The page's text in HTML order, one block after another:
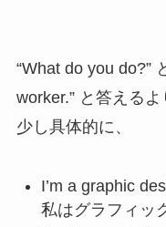
“What do you do?”
worker.” と答える
少し具体的に、
I’m a graphic
私はグラフィッ